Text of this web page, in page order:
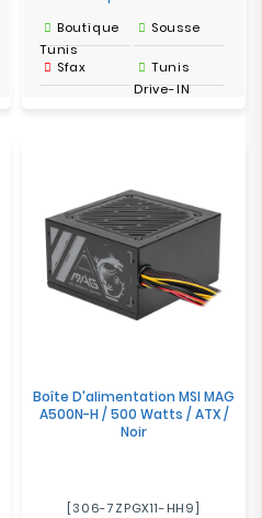
Boutique
Tunis
Sousse
Sfax
Tunis
Drive-IN
Boîte D'alimentation MSI MAG
A500N-H / 500 Watts / ATX /
Noir
[306-7ZPGX11-HH9]